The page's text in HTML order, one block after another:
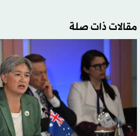
مقالات ذات صلة